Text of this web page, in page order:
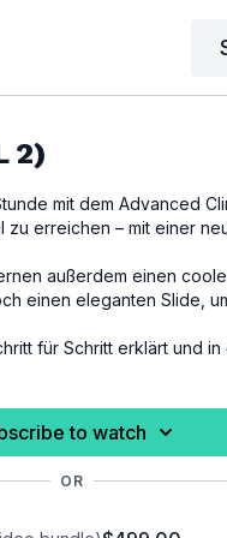
2)
mit dem Advanced
erreichen – mit einer
ein paar
einen eleganten Slide,
für Schritt erklärt und in
mitlernen, dich sicher
Techniken:
auf die Signale deines
to watch
OR